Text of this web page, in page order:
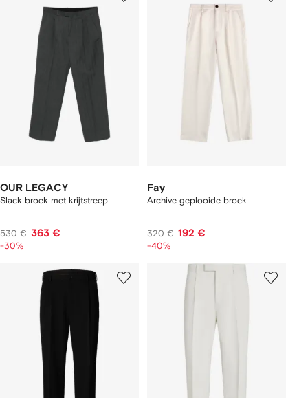
OUR LEGACY
Slack broek met krijtstreep
530 € 363 €
-30%
Fay
Archive geplooide broek
320 € 192 €
-40%